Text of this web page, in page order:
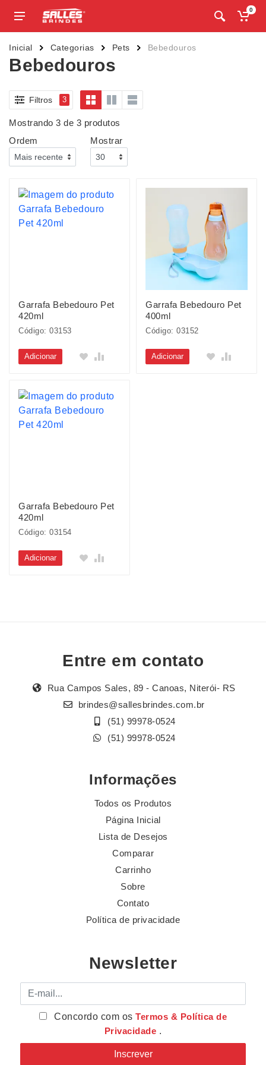
0
Inicial Categorias Pets Bebedouros
Bebedouros
Filtros 3
Mostrando 3 de 3 produtos
Ordem
Mostrar
Garrafa Bebedouro Pet
420ml
Código: 03153
Adicionar
Garrafa Bebedouro Pet
400ml
Código: 03152
Adicionar
Garrafa Bebedouro Pet
420ml
Código: 03154
Adicionar
Entre em contato
Rua Campos Sales, 89 - Canoas, Niterói- RS
brindes@sallesbrindes.com.br
(51) 99978-0524
(51) 99978-0524
Informações
Todos os Produtos
Página Inicial
Lista de Desejos
Comparar
Carrinho
Sobre
Contato
Política de privacidade
Newsletter
E-mail
Concordo com osTermos & Política de
Privacidade .